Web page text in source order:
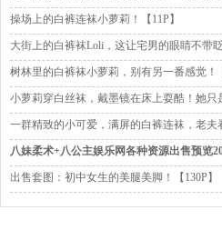
操场上的白裤连袜小萝莉！【11P】
大街上的白裤袜Loli，这让宅男的眼睛不带眨
树林里的白裤袜小萝莉，别有另一番感觉！
小萝莉穿白丝袜，戴墨镜在床上耍酷！她只
一群精致的小可爱，满屏的白裤连袜，老夫
八妹柔术+八公主娱乐网各种资源出售预览
出售套图：初中女生的美腿美脚！【130P】